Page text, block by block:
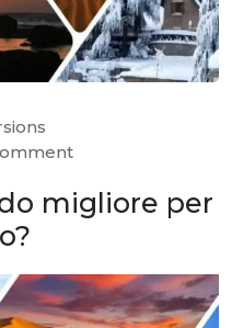
migliore per